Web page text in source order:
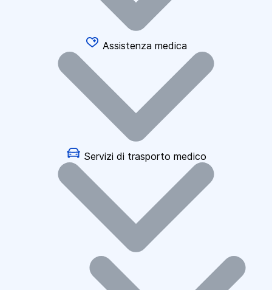
Assistenza medica
Servizi di trasporto medico